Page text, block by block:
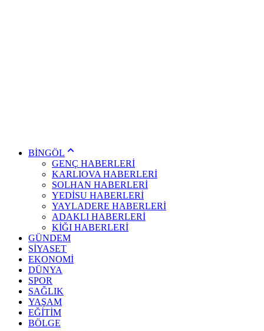
BİNGÖL
GENÇ HABERLERİ
KARLIOVA HABERLERİ
SOLHAN HABERLERİ
YEDİSU HABERLERİ
YAYLADERE HABERLERİ
ADAKLI HABERLERİ
KİĞI HABERLERİ
GÜNDEM
SİYASET
EKONOMİ
DÜNYA
SPOR
SAĞLIK
YAŞAM
EĞİTİM
BÖLGE